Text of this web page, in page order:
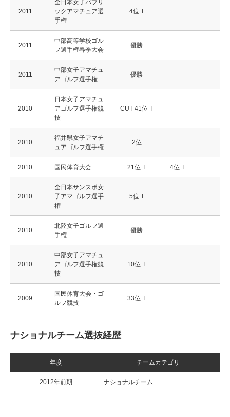
2011
全日本女子パブリ
ックアマチュア選
手権
4位 T
2011
中部高等学校ゴル
フ選手権春季大会
優勝
2011
中部女子アマチュ
アゴルフ選手権
優勝
2010
日本女子アマチュ
アゴルフ選手権競
技
CUT 41位 T
2010
福井県女子アマチ
ュアゴルフ選手権
2位
2010 国民体育大会 21位 T 4位 T
2010
全日本サンスポ女
子アマゴルフ選手
権
5位 T
2010
北陸女子ゴルフ選
手権
優勝
2010
中部女子アマチュ
アゴルフ選手権競
技
10位 T
2009
国民体育大会・ゴ
ルフ競技
33位 T
ナショナルチーム選抜経歴
年度 チームカテゴリ
2012年前期 ナショナルチーム